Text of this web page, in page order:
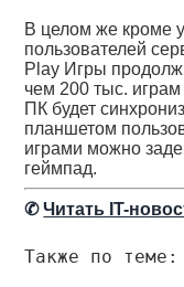
В целом же кроме
пользователей
Play Игры
чем 200 тыс.
ПК будет
планшетом
играми можно
геймпад.
✆Читать IT-
Также по теме: